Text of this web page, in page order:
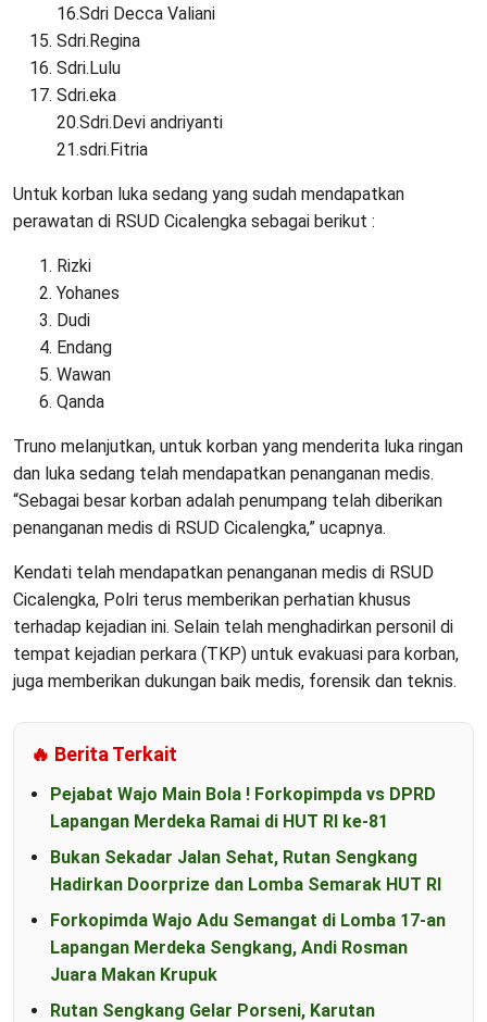
16.Sdri Decca Valiani
Sdri.Regina
Sdri.Lulu
Sdri.eka
20.Sdri.Devi andriyanti
21.sdri.Fitria
Untuk korban luka sedang yang sudah mendapatkan
perawatan di RSUD Cicalengka sebagai berikut :
Rizki
Yohanes
Dudi
Endang
Wawan
Qanda
Truno melanjutkan, untuk korban yang menderita luka ringan
dan luka sedang telah mendapatkan penanganan medis.
“Sebagai besar korban adalah penumpang telah diberikan
penanganan medis di RSUD Cicalengka,” ucapnya.
Kendati telah mendapatkan penanganan medis di RSUD
Cicalengka, Polri terus memberikan perhatian khusus
terhadap kejadian ini. Selain telah menghadirkan personil di
tempat kejadian perkara (TKP) untuk evakuasi para korban,
juga memberikan dukungan baik medis, forensik dan teknis.
🔥 Berita Terkait
Pejabat Wajo Main Bola ! Forkopimpda vs DPRD
Lapangan Merdeka Ramai di HUT RI ke-81
Bukan Sekadar Jalan Sehat, Rutan Sengkang
Hadirkan Doorprize dan Lomba Semarak HUT RI
Forkopimda Wajo Adu Semangat di Lomba 17-an
Lapangan Merdeka Sengkang, Andi Rosman
Juara Makan Krupuk
Rutan Sengkang Gelar Porseni, Karutan